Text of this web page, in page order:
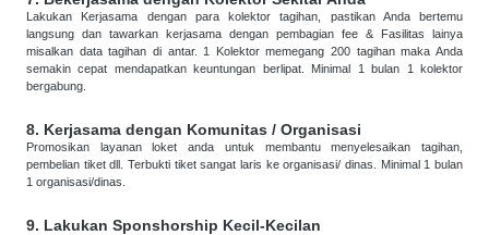
Lakukan Kerjasama dengan para kolektor tagihan, pastikan Anda bertemu
langsung dan tawarkan kerjasama dengan pembagian fee & Fasilitas lainya
misalkan data tagihan di antar. 1 Kolektor memegang 200 tagihan maka Anda
semakin cepat mendapatkan keuntungan berlipat. Minimal 1 bulan 1 kolektor
bergabung.
8. Kerjasama dengan Komunitas / Organisasi
Promosikan layanan loket anda untuk membantu menyelesaikan tagihan,
pembelian tiket dll. Terbukti tiket sangat laris ke organisasi/ dinas. Minimal 1 bulan
1 organisasi/dinas.
9. Lakukan Sponshorship Kecil-Kecilan